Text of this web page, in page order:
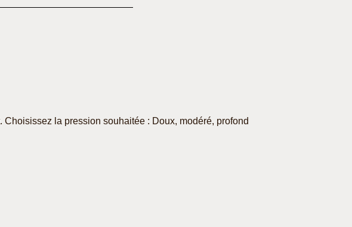
la pression souhaitée : Doux, modéré, profond